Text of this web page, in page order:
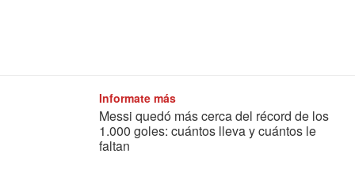
Informate más
Messi quedó más cerca del récord de los
1.000 goles: cuántos lleva y cuántos le
faltan